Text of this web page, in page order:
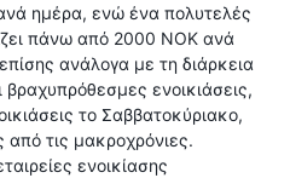
ημέρα, ενώ ένα πολυτελές
πάνω από 2000 NOK ανά
ανάλογα με τη διάρκεια
βραχυπρόθεσμες ενοικιάσεις,
το Σαββατοκύριακο,
από τις μακροχρόνιες.
ενοικίασης